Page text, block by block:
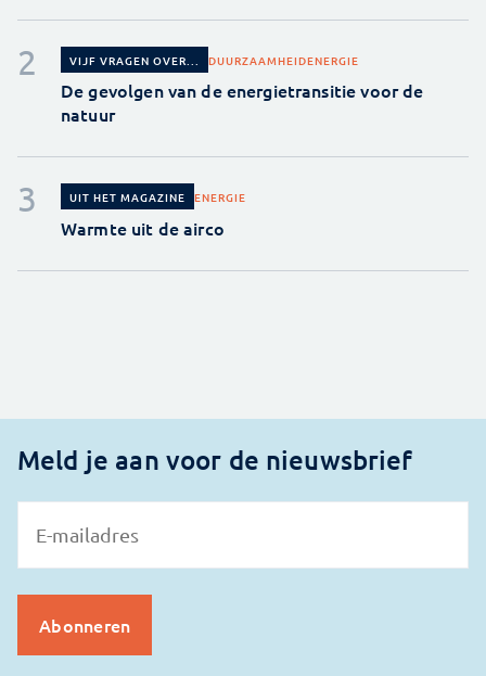
VIJF VRAGEN OVER... DUURZAAMHEIDENERGIE
De gevolgen van de energietransitie voor de
natuur
UIT HET MAGAZINE ENERGIE
Warmte uit de airco
Meld je aan voor de nieuwsbrief